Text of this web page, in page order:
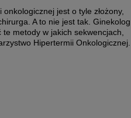
jest o tyle złożony,
A to nie jest tak. Ginekolog
metody w jakich sekwencjach,
Hipertermii Onkologicznej.